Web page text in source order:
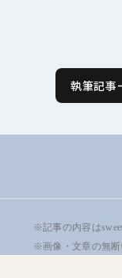
執筆記事
※記事の内容は
※画像・文章の無断